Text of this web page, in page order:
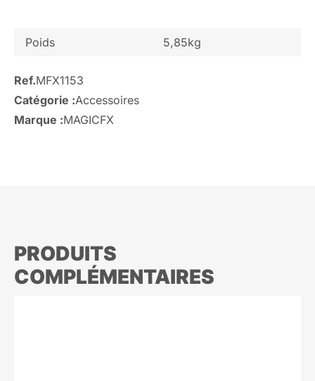
Poids 5,85kg
Ref.MFX1153
Catégorie :Accessoires
Marque :MAGICFX
PRODUITS
COMPLÉMENTAIRES